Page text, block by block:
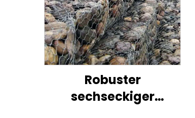
Robuster
sechseckiger